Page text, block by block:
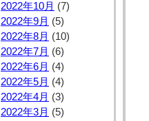
2022年10月 (7)
2022年9月 (5)
2022年8月 (10)
2022年7月 (6)
2022年6月 (4)
2022年5月 (4)
2022年4月 (3)
2022年3月 (5)